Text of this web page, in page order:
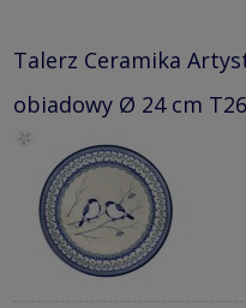
Talerz Ceramika
obiadowy Ø 24 cm